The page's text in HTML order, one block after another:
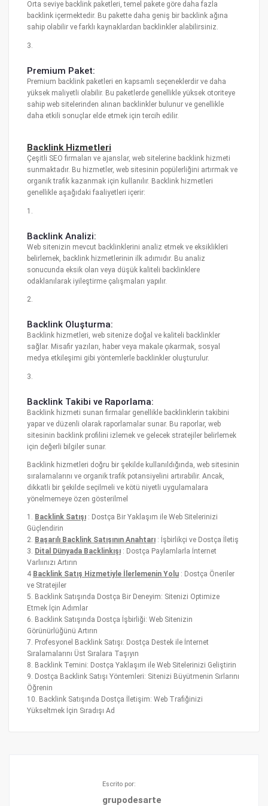
Orta seviye backlink paketleri, temel pakete göre daha fazla
backlink içermektedir. Bu pakette daha geniş bir backlink ağına
sahip olabilir ve farklı kaynaklardan backlinkler alabilirsiniz.
3.
Premium Paket:
Premium backlink paketleri en kapsamlı seçeneklerdir ve daha
yüksek maliyetli olabilir. Bu paketlerde genellikle yüksek otoriteye
sahip web sitelerinden alınan backlinkler bulunur ve genellikle
daha etkili sonuçlar elde etmek için tercih edilir.
Backlink Hizmetleri
Çeşitli SEO firmaları ve ajanslar, web sitelerine backlink hizmeti
sunmaktadır. Bu hizmetler, web sitesinin popülerliğini artırmak ve
organik trafik kazanmak için kullanılır. Backlink hizmetleri
genellikle aşağıdaki faaliyetleri içerir:
1.
Backlink Analizi:
Web sitenizin mevcut backlinklerini analiz etmek ve eksiklikleri
belirlemek, backlink hizmetlerinin ilk adımıdır. Bu analiz
sonucunda eksik olan veya düşük kaliteli backlinklere
odaklanılarak iyileştirme çalışmaları yapılır.
2.
Backlink Oluşturma:
Backlink hizmetleri, web sitenize doğal ve kaliteli backlinkler
sağlar. Misafir yazıları, haber veya makale çıkarmak, sosyal
medya etkileşimi gibi yöntemlerle backlinkler oluşturulur.
3.
Backlink Takibi ve Raporlama:
Backlink hizmeti sunan firmalar genellikle backlinklerin takibini
yapar ve düzenli olarak raporlamalar sunar. Bu raporlar, web
sitesinin backlink profilini izlemek ve gelecek stratejiler belirlemek
için değerli bilgiler sunar.
Backlink hizmetleri doğru bir şekilde kullanıldığında, web sitesinin
sıralamalarını ve organik trafik potansiyelini artırabilir. Ancak,
dikkatli bir şekilde seçilmeli ve kötü niyetli uygulamalara
yönelmemeye özen gösterilmel
1. Backlink Satışı : Dostça Bir Yaklaşım ile Web Sitelerinizi
Güçlendirin
2. Başarılı Backlink Satışının Anahtarı : İşbirlikçi ve Dostça İletiş
3. Dital Dünyada Backlinkışı : Dostça Paylamlarla İnternet
Varlıınızı Artırın
4 Backlink Satış Hizmetiyle İlerlemenin Yolu : Dostça Öneriler
ve Stratejiler
5. Backlink Satışında Dostça Bir Deneyim: Sitenizi Optimize
Etmek İçin Adımlar
6. Backlink Satışında Dostça İşbirliği: Web Sitenizin
Görünürlüğünü Artırın
7. Profesyonel Backlink Satışı: Dostça Destek ile İnternet
Sıralamalarını Üst Sıralara Taşıyın
8. Backlink Temini: Dostça Yaklaşım ile Web Sitelerinizi Geliştirin
9. Dostça Backlink Satışı Yöntemleri: Sitenizi Büyütmenin Sırlarını
Öğrenin
10. Backlink Satışında Dostça İletişim: Web Trafiğinizi
Yükseltmek İçin Sıradışı Ad
Escrito por:
grupodesarte